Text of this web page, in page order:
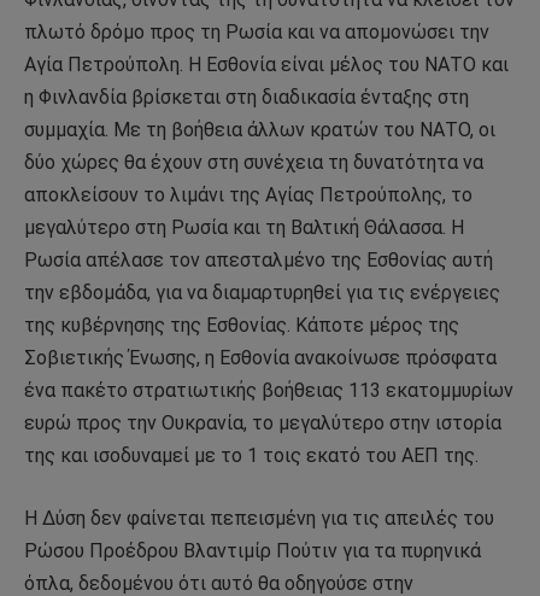
πλωτό δρόμο προς τη Ρωσία και να απομονώσει την
Αγία Πετρούπολη. Η Εσθονία είναι μέλος του ΝΑΤΟ και
η Φινλανδία βρίσκεται στη διαδικασία ένταξης στη
συμμαχία. Με τη βοήθεια άλλων κρατών του ΝΑΤΟ, οι
δύο χώρες θα έχουν στη συνέχεια τη δυνατότητα να
αποκλείσουν το λιμάνι της Αγίας Πετρούπολης, το
μεγαλύτερο στη Ρωσία και τη Βαλτική Θάλασσα. Η
Ρωσία απέλασε τον απεσταλμένο της Εσθονίας αυτή
την εβδομάδα, για να διαμαρτυρηθεί για τις ενέργειες
της κυβέρνησης της Εσθονίας. Κάποτε μέρος της
Σοβιετικής Ένωσης, η Εσθονία ανακοίνωσε πρόσφατα
ένα πακέτο στρατιωτικής βοήθειας 113 εκατομμυρίων
ευρώ προς την Ουκρανία, το μεγαλύτερο στην ιστορία
της και ισοδυναμεί με το 1 τοις εκατό του ΑΕΠ της.
Η Δύση δεν φαίνεται πεπεισμένη για τις απειλές του
Ρώσου Προέδρου Βλαντιμίρ Πούτιν για τα πυρηνικά
όπλα, δεδομένου ότι αυτό θα οδηγούσε στην